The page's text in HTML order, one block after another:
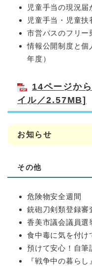
児童手当の現況
児童手当・児童
市営バスのフリー
情報公開制度と個
年度）
14ページか
イル／2.57MB]
お知らせ
その他
危険物安全週間
銃砲刀剣類登録審
香美市議会議員選
食中毒に気を付け
預けて安心！自筆
『戦争中の暮ら